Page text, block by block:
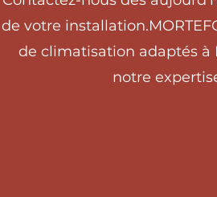
de votre
de climatisation adaptés à
notre